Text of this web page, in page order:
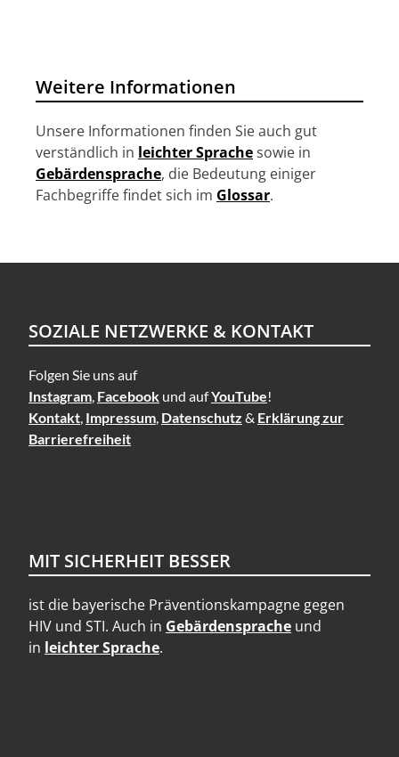
t
i
o
n
Weitere Informationen
Unsere Informationen finden Sie auch gut
verständlich in leichter Sprachesowie in
Gebärdensprache, die Bedeutung einiger
Fachbegriffe findet sich im Glossar.
SOZIALE NETZWERKE & KONTAKT
Folgen Sie uns auf
Instagram, Facebook und aufYouTube!
Kontakt, Impressum, Datenschutz & Erklärung zur
Barrierefreiheit
MIT SICHERHEIT BESSER
ist die bayerische Präventionskampagne gegen
HIV und STI. Auch in Gebärdensprache und
in leichter Sprache.